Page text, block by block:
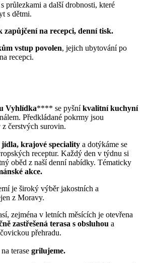
s průlezkami a další drobnosti, které
s dětmi.
zapůjčení na recepci, denní tisk.
vstup povolen, jejich ubytování po
recepci.
Vyhlídka**** se pyšníkvalitní kuchyní
Předkládané pokrmy jsou
čerstvých surovin.
jídla, krajové speciality a dotýkáme se
receptur. Každý den v týdnu si
oběd z naší denní nabídky. Tématicky
akce.
je široký výběr jakostních a
z Moravy.
zejména v letních měsících je otevřena
zastřešená terasa s obsluhou a
přehradu.
terase grilujeme.